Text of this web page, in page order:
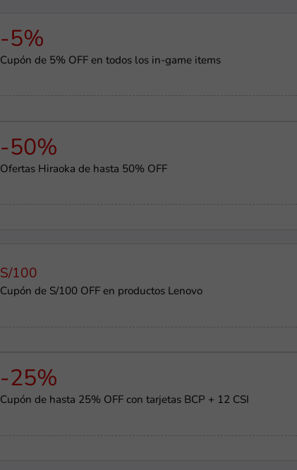
-5%
Cupón de 5% OFF en todos los in-game items
-50%
Ofertas Hiraoka de hasta 50% OFF
S/100
Cupón de S/100 OFF en productos Lenovo
-25%
Cupón de hasta 25% OFF con tarjetas BCP + 12 CSI